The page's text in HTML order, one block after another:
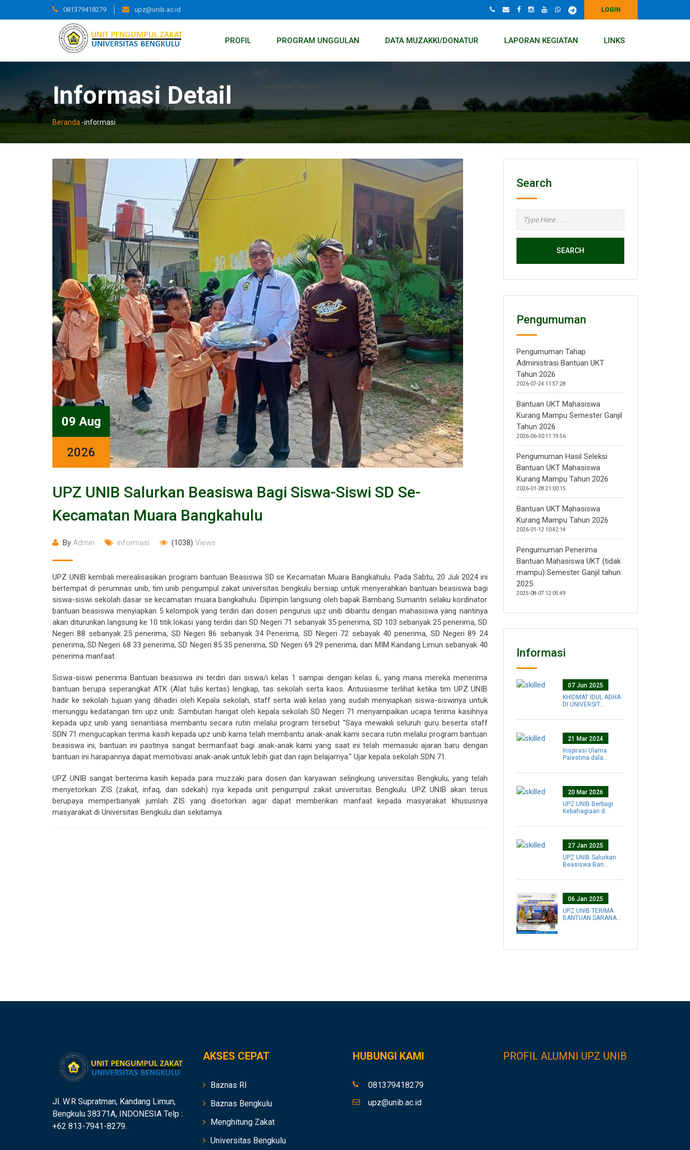
081379418279 upz@unib.ac.id LOGIN
PROFIL PROGRAM UNGGULAN DATA MUZAKKI/DONATUR LAPORAN KEGIATAN LINKS
Informasi Detail
Beranda -informasi
09 Aug
2026
UPZ UNIB Salurkan Beasiswa Bagi Siswa-Siswi SD Se-
Kecamatan Muara Bangkahulu
By Admin informasi (1038) Views
UPZ UNIB kembali merealisasikan program bantuan Beasiswa SD se Kecamatan Muara Bangkahulu. Pada Sabtu, 20 Juli 2024 ini
bertempat di perumnas unib, tim unib pengumpul zakat universitas bengkulu bersiap untuk menyerahkan bantuan beasiswa bagi
siswa-siswi sekolah dasar se kecamatan muara bangkahulu. Dipimpin langsung oleh bapak Bambang Sumantri selaku kordinator
bantuan beasiswa menyiapkan 5 kelompok yang terdiri dari dosen pengurus upz unib dibantu dengan mahasiswa yang nantinya
akan diturunkan langsung ke 10 titik lokasi yang terdiri dari SD Negeri 71 sebanyak 35 penerima, SD 103 sebanyak 25 penerima, SD
Negeri 88 sebanyak 25 penerima, SD Negeri 86 sebanyak 34 Penerima, SD Negeri 72 sebayak 40 penerima, SD Negeri 89 24
penerima, SD Negeri 68 33 penerima, SD Negeri 85 35 penerima, SD Negeri 69 29 penerima, dan MIM Kandang Limun sebanyak 40
penerima manfaat.
Siswa-siswi penerima Bantuan beasiswa ini terdiri dari siswa/i kelas 1 sampai dengan kelas 6, yang mana mereka menerima
bantuan berupa seperangkat ATK (Alat tulis kertas) lengkap, tas sekolah serta kaos. Antusiasme terlihat ketika tim UPZ UNIB
hadir ke sekolah tujuan yang dihadiri oleh Kepala sekolah, staff serta wali kelas yang sudah menyiapkan siswa-siswinya untuk
menunggu kedatangan tim upz unib. Sambutan hangat oleh kepala sekolah SD Negeri 71 menyampaikan ucapa terima kasihnya
kepada upz unib yang senantiasa membantu secara rutin melalui program tersebut "Saya mewakili seluruh guru beserta staff
SDN 71 mengucapkan terima kasih kepada upz unib karna telah membantu anak-anak kami secara rutin melalui program bantuan
beasiswa ini, bantuan ini pastinya sangat bermanfaat bagi anak-anak kami yang saat ini telah memasuki ajaran baru dengan
bantuan ini harapannya dapat memotivasi anak-anak untuk lebih giat dan rajin belajarnya." Ujar kepala sekolah SDN 71.
UPZ UNIB sangat berterima kasih kepada para muzzaki para dosen dan karyawan selingkung universitas Bengkulu, yang telah
menyetorkan ZIS (zakat, infaq, dan sdekah) nya kepada unit pengumpul zakat universitas Bengkulu. UPZ UNIB akan terus
berupaya memperbanyak jumlah ZIS yang disetorkan agar dapat memberikan manfaat kepada masyarakat khususnya
masyarakat di Universitas Bengkulu dan sekitarnya.
Search
SEARCH
Pengumuman
Pengumuman Tahap
Administrasi Bantuan UKT
Tahun 2026
2026-07-24 11:57:28
Bantuan UKT Mahasiswa
Kurang Mampu Semester Ganjil
Tahun 2026
2026-06-30 11:19:56
Pengumuman Hasil Seleksi
Bantuan UKT Mahasiswa
Kurang Mampu Tahun 2026
2026-01-28 21:00:15
Bantuan UKT Mahasiswa
Kurang Mampu Tahun 2026
2026-01-12 10:42:14
Pengumuman Penerima
Bantuan Mahasiswa UKT (tidak
mampu) Semester Ganjil tahun
2025
2025-08-07 12:05:49
Informasi
07 Jun 2025
KHIDMAT IDUL ADHA
DI UNIVERSIT...
21 Mar 2024
Inspirasi Ulama
Palestina dala...
20 Mar 2026
UPZ UNIB Berbagi
Kebahagiaan d...
27 Jan 2025
UPZ UNIB Salurkan
Beasiswa Ban...
06 Jan 2025
UPZ UNIB TERIMA
BANTUAN SARANA...
Jl. W.R Supratman, Kandang Limun,
Bengkulu 38371A, INDONESIA Telp :
+62 813-7941-8279.
AKSES CEPAT
Baznas RI
Baznas Bengkulu
Menghitung Zakat
Universitas Bengkulu
HUBUNGI KAMI
081379418279
upz@unib.ac.id
PROFIL ALUMNI UPZ UNIB